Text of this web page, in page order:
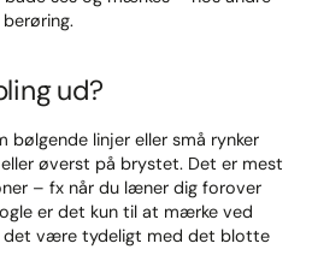
ud?
bølgende linjer eller små rynker
øverst på brystet. Det er mest
– fx når du læner dig forover
er det kun til at mærke ved
det være tydeligt med det blotte